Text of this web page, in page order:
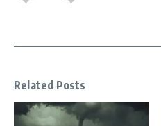
Related Posts